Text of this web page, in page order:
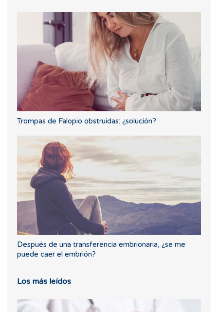
Trompas de Falopio obstruidas: ¿solución?
Después de una transferencia embrionaria, ¿se me
puede caer el embrión?
Los más leídos